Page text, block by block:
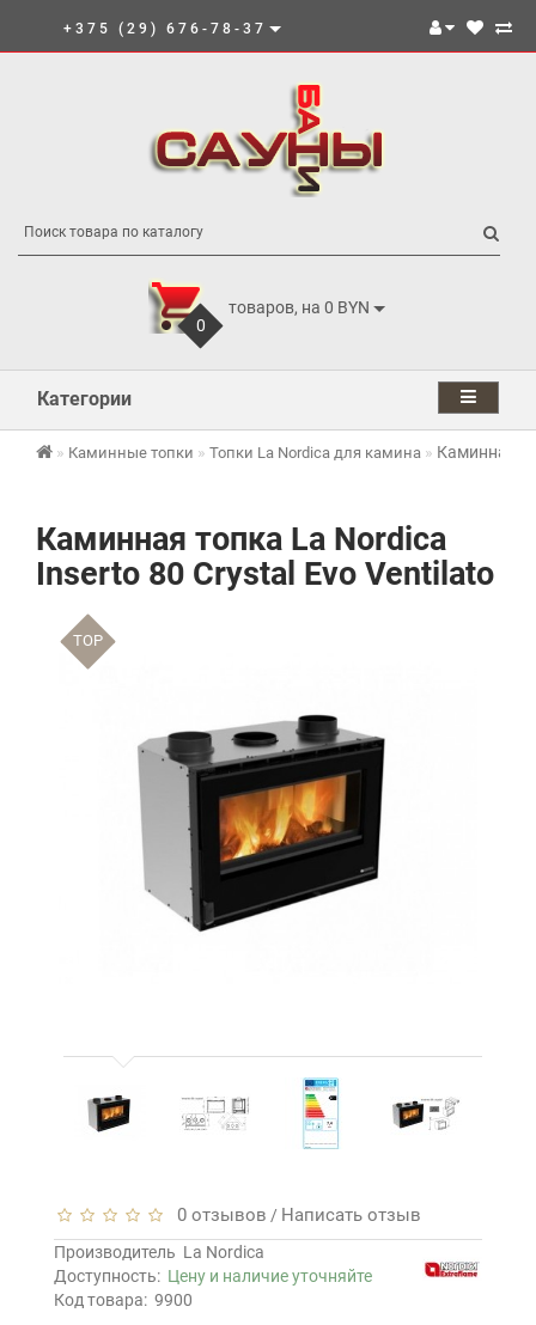
+375 (29) 676-78-37
0
товаров, на 0 BYN
Категории
Каминные топки Топки La Nordica для камина Каминная
Каминная топка La Nordica
Inserto 80 Crystal Evo Ventilato
TOP
0 отзывов / Написать отзыв
Производитель La Nordica
Доступность: Цену и наличие уточняйте
Код товара: 9900